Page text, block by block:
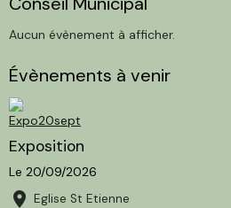
Aucun évènement à afficher.
Évènements à venir
Exposition
Le 20/09/2026
Eglise St Etienne